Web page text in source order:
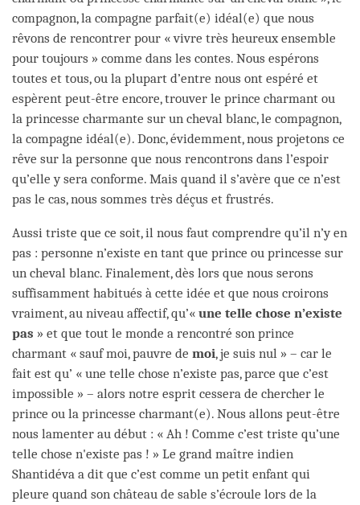
compagnon, la compagne parfait(e) idéal(e) que nous
rêvons de rencontrer pour « vivre très heureux ensemble
pour toujours » comme dans les contes. Nous espérons
toutes et tous, ou la plupart d’entre nous ont espéré et
espèrent peut-être encore, trouver le prince charmant ou
la princesse charmante sur un cheval blanc, le compagnon,
la compagne idéal(e). Donc, évidemment, nous projetons ce
rêve sur la personne que nous rencontrons dans l’espoir
qu’elle y sera conforme. Mais quand il s’avère que ce n’est
pas le cas, nous sommes très déçus et frustrés.
Aussi triste que ce soit, il nous faut comprendre qu’il n’y en
pas : personne n’existe en tant que prince ou princesse sur
un cheval blanc. Finalement, dès lors que nous serons
suffisamment habitués à cette idée et que nous croirons
vraiment, au niveau affectif, qu’« une telle chose n’existe
pas » et que tout le monde a rencontré son prince
charmant « sauf moi, pauvre de moi, je suis nul » – car le
fait est qu’ « une telle chose n’existe pas, parce que c’est
impossible » – alors notre esprit cessera de chercher le
prince ou la princesse charmant(e). Nous allons peut-être
nous lamenter au début : « Ah ! Comme c’est triste qu’une
telle chose n'existe pas ! » Le grand maître indien
Shantidéva a dit que c’est comme un petit enfant qui
pleure quand son château de sable s’écroule lors de la